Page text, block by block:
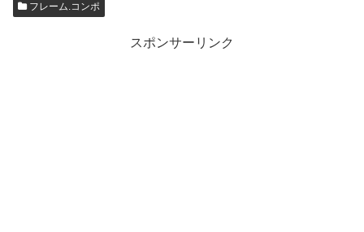
フレーム.コンポ
スポンサーリンク